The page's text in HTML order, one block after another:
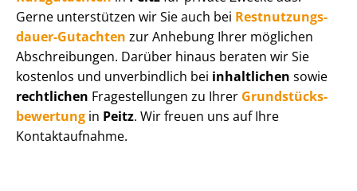
Gerne unterstützen wir Sie auch bei Rest­nut­zungs­
dau­er-Gutachten zur Anhebung Ihrer möglichen
Abschreibungen. Darüber hinaus beraten wir Sie
kostenlos und unverbindlich bei inhaltlichen sowie
rechtlichen Fragestellungen zu Ihrer Grund­stücks­
be­wer­tung in Peitz. Wir freuen uns auf Ihre
Kontaktaufnahme.